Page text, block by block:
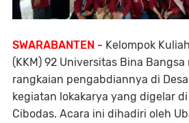
SWARABANTEN - Kelompok
(KKM) 92 Universitas Bina
rangkaian pengabdiannya di
kegiatan lokakarya yang digelar
Cibodas. Acara ini dihadiri oleh